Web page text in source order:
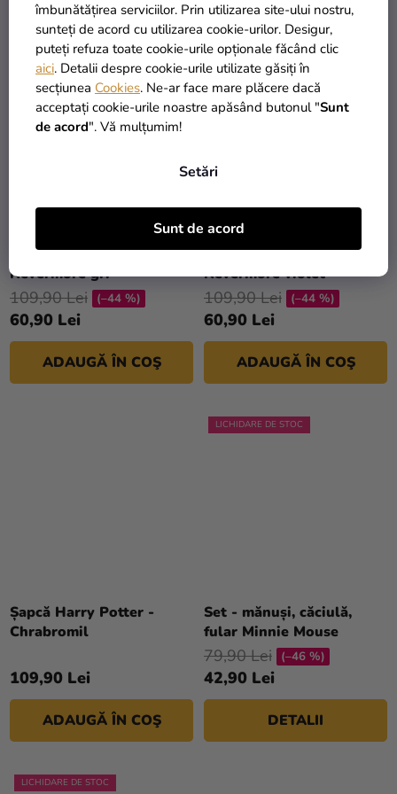
îmbunătățirea serviciilor. Prin utilizarea site-ului nostru,
sunteți de acord cu utilizarea cookie-urilor. Desigur,
puteți refuza toate cookie-urile opționale făcând clic
aici. Detalii despre cookie-urile utilizate găsiți în
secțiunea Cookies. Ne-ar face mare plăcere dacă
acceptați cookie-urile noastre apăsând butonul "Sunt
de acord". Vă mulțumim!
Setări
Sunt de acord
ADAUGĂ ÎN COŞ ADAUGĂ ÎN COŞ
LICHIDARE DE STOC
Șapcă - Wednesday,
Nevermore gri
60,90 Lei
109,90 Lei (–44 %)
ADAUGĂ ÎN COŞ
LICHIDARE DE STOC
Șapcă - Wednesday,
Nevermore violet
60,90 Lei
109,90 Lei (–44 %)
ADAUGĂ ÎN COŞ
Șapcă Harry Potter -
Chrabromil
109,90 Lei
ADAUGĂ ÎN COŞ
LICHIDARE DE STOC
Set - mănuși, căciulă,
fular Minnie Mouse
42,90 Lei
79,90 Lei (–46 %)
DETALII
LICHIDARE DE STOC